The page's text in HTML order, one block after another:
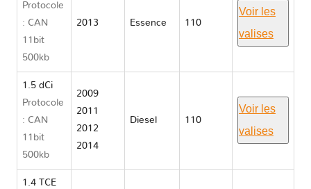
Protocole
: CAN
11bit
500kb
2013 Essence 110
Voir les
valises
1.5 dCi
Protocole
: CAN
11bit
500kb
2009
2011
2012
2014
Diesel 110
Voir les
valises
1.4 TCE